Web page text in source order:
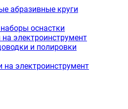
абразивные круги
оснастки
электроинструмент
и полировки
электроинструмент